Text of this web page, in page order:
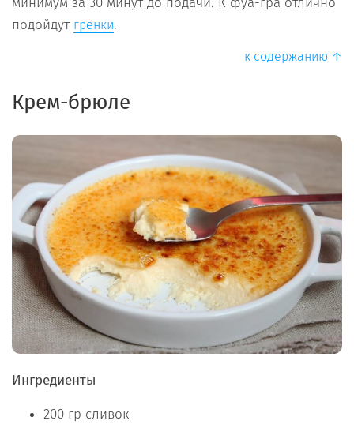
подойдут гренки.
к содержанию ↑
Крем-брюле
Ингредиенты
200 гр сливок